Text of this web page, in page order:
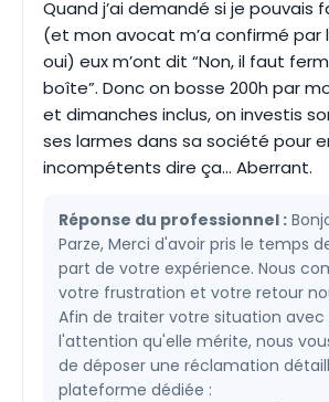
Quand j’ai demandé si je pouvais
(et mon avocat m’a confirmé par
oui) eux m’ont dit “Non, il faut
boîte”. Donc on bosse 200h par
et dimanches inclus, on investis
ses larmes dans sa société pour
incompétents dire ça… Aberrant.
Réponse du professionnel :
Parze, Merci d'avoir pris le temps
part de votre expérience. Nous
votre frustration et votre retour
Afin de traiter votre situation
l'attention qu'elle mérite, nous
de déposer une réclamation
plateforme dédiée :